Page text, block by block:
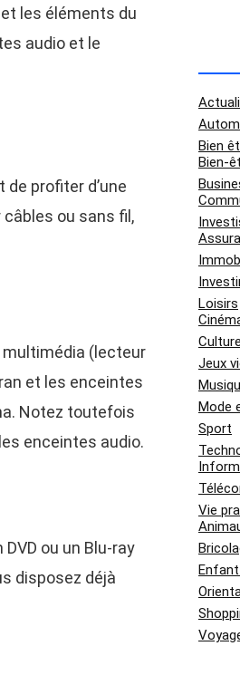
les éléments du
audio et le
profiter d’une
ou sans fil,
(lecteur
et les enceintes
Notez toutefois
enceintes audio.
ou un Blu-ray
disposez déjà
Bien
Bien-
Loisirs
Culture
Jeux
Mode
Sport
Vie